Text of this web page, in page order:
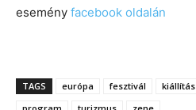
esemény facebook oldalán
TAGS európa fesztivál kiállítás